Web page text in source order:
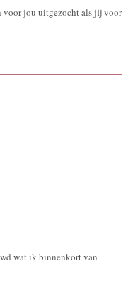
voor jou uitgezocht als jij voor
wat ik binnenkort van